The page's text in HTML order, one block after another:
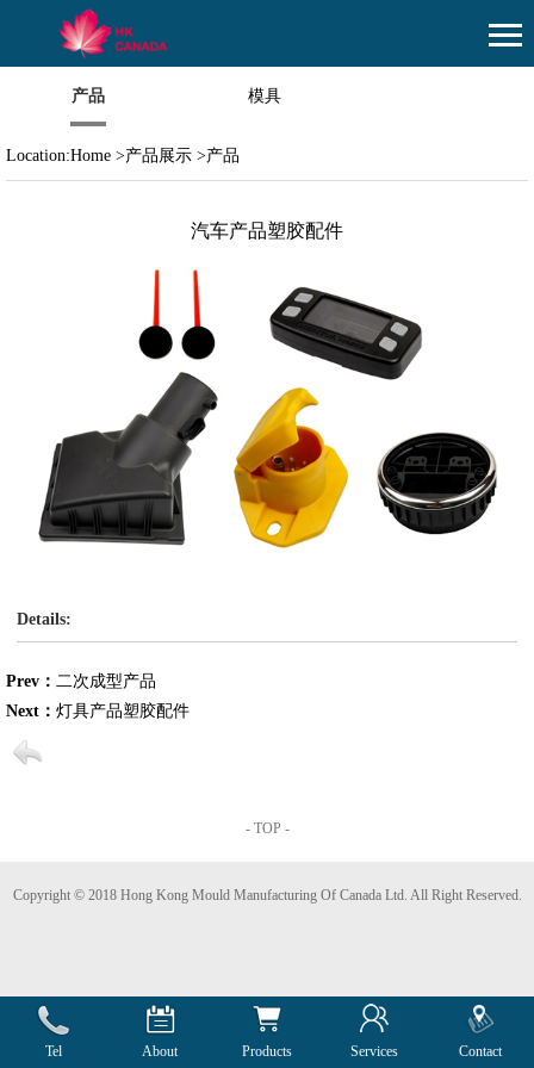
产品 模具
Location:Home >产品展示 >产品
汽车产品塑胶配件
Details:
Prev： 二次成型产品
Next： 灯具产品塑胶配件
- TOP -
Copyright © 2018 Hong Kong Mould Manufacturing Of Canada Ltd. All Right Reserved.
Tel About Products Services Contact